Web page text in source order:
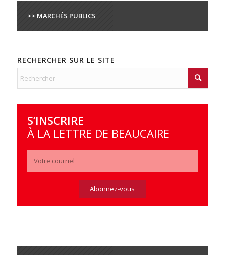
>> MARCHÉS PUBLICS
RECHERCHER SUR LE SITE
S’INSCRIRE
À LA LETTRE DE BEAUCAIRE